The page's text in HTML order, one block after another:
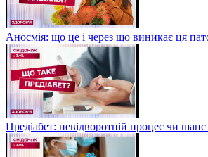
Аносмія: що це і через що виникає ця
Предіабет: невідворотній процес чи